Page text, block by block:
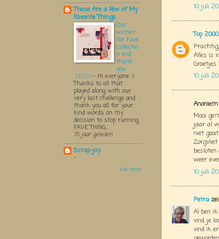
10 juli
Top
Alles is
Groetjes
10 juli
Mooi
jaar al
niet
weer
10 juli
Petra zei
Al ben
vind je
vind ik
These Are a Few of My
Favorite Things
Our
winner
for Fave
Collectio
n and
thank
you
:):):):):):) - Hi everyone :)
Thanks to all that
played along with our
very last challenge and
thank you all for your
kind words on my
decision to stop running
FAVE THING...
15 jaar geleden
Scrap-joy
-
Alle tonen